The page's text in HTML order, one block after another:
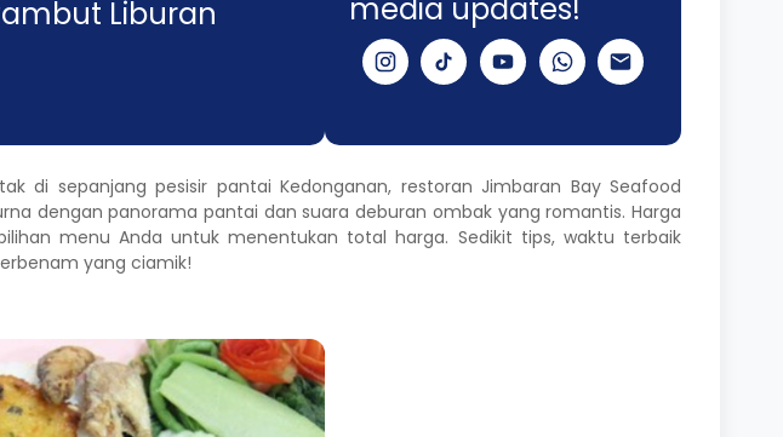
Liburan
media updates!
di sepanjang pesisir pantai Kedonganan, restoran Jimbaran Bay Seafood
dengan panorama pantai dan suara deburan ombak yang romantis. Harga
menu Anda untuk menentukan total harga. Sedikit tips, waktu terbaik
yang ciamik!